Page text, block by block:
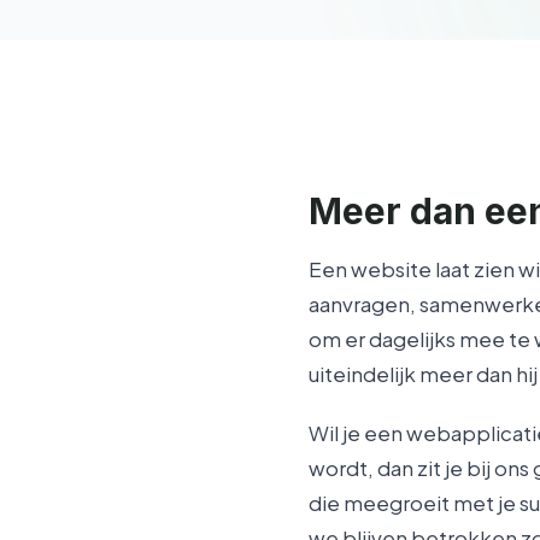
Meer dan
Een website laat zien
aanvragen,
om er dagelijks mee te
uiteindelijk meer dan
Wil je een
wordt, dan zit je bij
die meegroeit met je